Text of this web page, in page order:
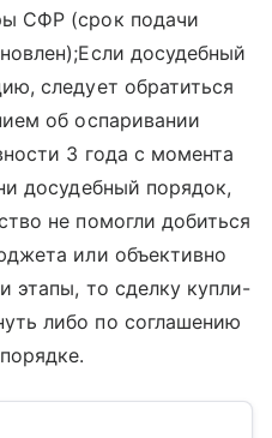
СФР (срок подачи
досудебный
следует обратиться
об оспаривании
3 года с момента
досудебный порядок,
не помогли добиться
или объективно
этапы, то сделку купли-
либо по соглашению